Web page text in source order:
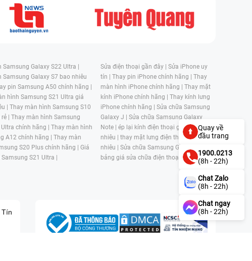
Samsung Galaxy S22 Ultra |
Samsung Galaxy S7 bao nhiêu
pin Samsung A50 chính hãng |
hình Samsung S21 Ultra giá
| Thay màn hình Samsung S10
| Thay màn hình Samsung
chính hãng | Thay màn hình
A12 chính hãng | Thay màn
S20 Plus chính hãng | Giá
S21 Ultra |
Sửa điện thoại gần đây | Sửa iPhone uy
tín | Thay pin iPhone chính hãng | Thay
màn hình iPhone chính hãng | Thay mặt
kính iPhone chính hãng | Thay kính lưng
iPhone chính hãng | Sửa chữa Samsung
Galaxy J | Sửa chữa Samsung Galaxy
Note | ép lại kính điện thoại giá bao
nhiêu | thay mặt lưng điện thoại giá bao
nhiêu | Sửa chữa Samsung Galaxy S |
bảng giá sửa chữa điện thoại samsung |
Tín
Quay về
đầu trang
1900.0213
(8h - 22h)
Chat Zalo
(8h - 22h)
Chat ngay
(8h - 22h)